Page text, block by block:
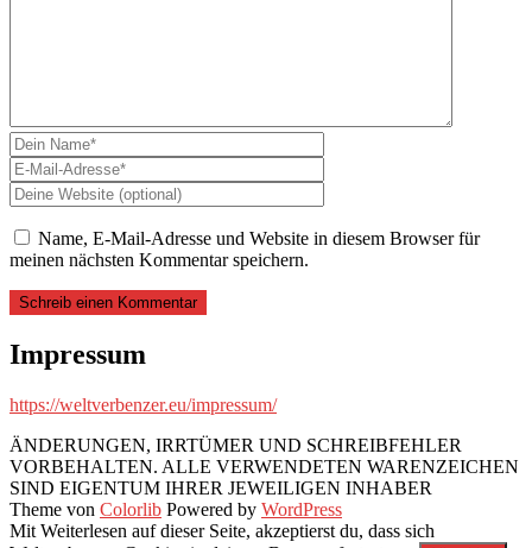
Name, E-Mail-Adresse und Website in diesem Browser für
meinen nächsten Kommentar speichern.
Impressum
https://weltverbenzer.eu/impressum/
ÄNDERUNGEN, IRRTÜMER UND SCHREIBFEHLER
VORBEHALTEN. ALLE VERWENDETEN WARENZEICHEN
SIND EIGENTUM IHRER JEWEILIGEN INHABER
Theme von Colorlib Powered by WordPress
Mit Weiterlesen auf dieser Seite, akzeptierst du, dass sich